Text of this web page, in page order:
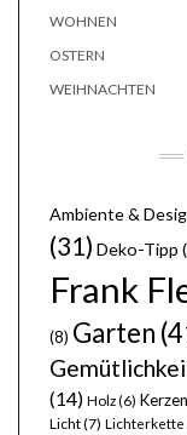
WOHNEN
OSTERN
WEIHNACHTEN
Ambiente &
(31) Deko-Tipp
Frank
(8) Garten
(14) Holz(6) Kerzen
Licht(7) Lichterkette